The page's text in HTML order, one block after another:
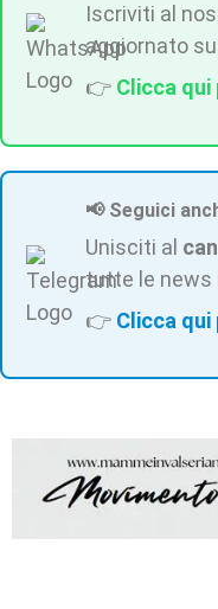
Iscriviti al
aggiornato
👉 Clicca
📢 Seguici
Unisciti al
tutte le news
👉 Clicca